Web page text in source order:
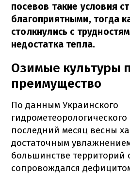
посевов такие условия
благоприятными, тогда
столкнулись с
недостатка тепла.
Озимые культуры
преимущество
По данным Украинского
последний месяц весны
достаточным
большинстве территорий
сопровождался